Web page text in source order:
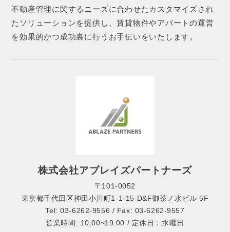
不動産管理に関するニーズに合わせたカスタマイズされ
たソリューションを提供し、賃貸物件やアパートの運営
を効果的かつ成功裏に行うお手伝いをいたします。
株式会社アブレイズパートナーズ
〒101-0052
東京都千代田区神田小川町1-1-15 D&F御茶ノ水ビル 5F
Tel: 03-6262-9556 / Fax: 03-6262-9557
営業時間: 10:00~19:00 / 定休日：水曜日